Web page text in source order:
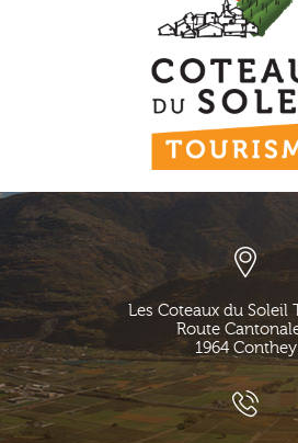
Les Coteaux du Soleil
Route
1964 Conthey